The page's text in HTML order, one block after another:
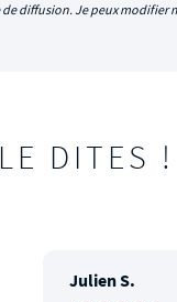
diffusion. Je peux modifier
DITES !
Julien S.